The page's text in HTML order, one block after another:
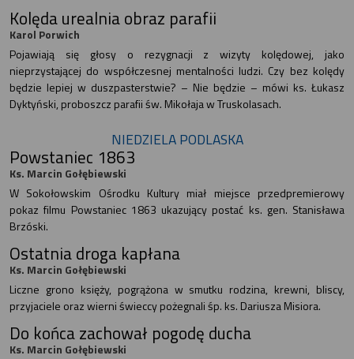
Kolęda urealnia obraz parafii
Karol Porwich
Pojawiają się głosy o rezygnacji z wizyty kolędowej, jako
nieprzystającej do współczesnej mentalności ludzi. Czy bez kolędy
będzie lepiej w duszpasterstwie? – Nie będzie – mówi ks. Łukasz
Dyktyński, proboszcz parafii św. Mikołaja w Truskolasach.
NIEDZIELA PODLASKA
Powstaniec 1863
Ks. Marcin Gołębiewski
W Sokołowskim Ośrodku Kultury miał miejsce przedpremierowy
pokaz filmu Powstaniec 1863 ukazujący postać ks. gen. Stanisława
Brzóski.
Ostatnia droga kapłana
Ks. Marcin Gołębiewski
Liczne grono księży, pogrążona w smutku rodzina, krewni, bliscy,
przyjaciele oraz wierni świeccy pożegnali śp. ks. Dariusza Misiora.
Do końca zachował pogodę ducha
Ks. Marcin Gołębiewski